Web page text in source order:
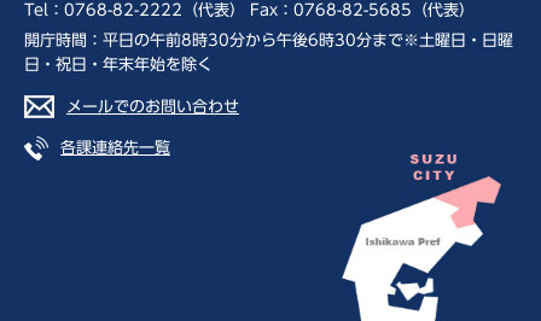
Tel：0768-82-2222（代表） Fax：0768-82-5685（代表）
開庁時間：平日の午前8時30分から午後6時30分まで※土曜日・日曜
日・祝日・年末年始を除く
メールでのお問い合わせ
各課連絡先一覧